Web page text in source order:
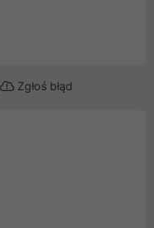
Zgłoś błąd